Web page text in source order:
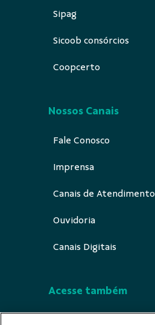
Sipag
Sicoob consórcios
Coopcerto
Nossos Canais
Fale Conosco
Imprensa
Canais de Atendimento
Ouvidoria
Canais Digitais
Acesse também